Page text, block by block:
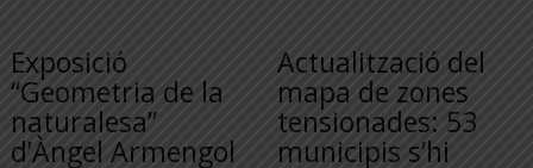
Exposició
“Geometria de la
naturalesa”
d’Àngel Armengol
Actualització del
mapa de zones
tensionades: 53
municipis s’hi